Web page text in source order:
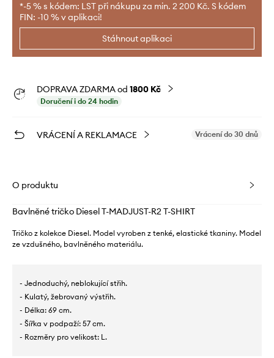
*-5 % s kódem: LST při nákupu za min. 2 200 Kč. S kódem
FIN: -10 % v aplikaci!
Stáhnout aplikaci
DOPRAVA ZDARMA od 1800 Kč
Doručení i do 24 hodin
VRÁCENÍ A REKLAMACE Vrácení do 30 dnů
O produktu
Bavlněné tričko Diesel T-MADJUST-R2 T-SHIRT
Tričko z kolekce Diesel. Model vyroben z tenké, elastické tkaniny. Model
ze vzdušného, ​​bavlněného materiálu.
- Jednoduchý, neblokující střih.
- Kulatý, žebrovaný výstřih.
- Délka: 69 cm.
- Šířka v podpaží: 57 cm.
- Rozměry pro velikost: L.